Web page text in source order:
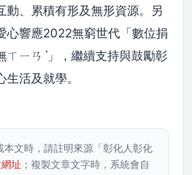
動、累積有形及無形資源。另
心響應2022無窮世代「數位捐
ㄒㄧㄢˋ」，繼續支持與鼓勵彰
活及就學。
本文時，請註明來源「彰化人彰化
址 ；複製文章文字時，系統會自